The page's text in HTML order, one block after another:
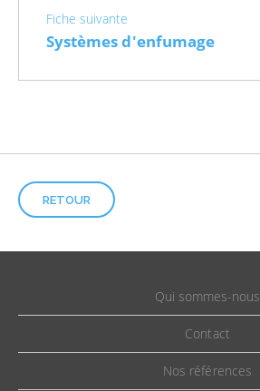
Fiche suivante
Systèmes d'enfumage
RETOUR
Qui sommes-nous
Contact
Nos références